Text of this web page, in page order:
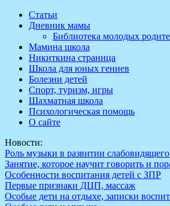
Перейти
содержимому
Статьи
Дневник мамы
Библиотека молодых
Мамина школа
Никиткина страница
Школа для юных гениев
Болезни детей
Спорт, туризм, игры
Шахматная школа
Психологическая помощь
О сайте
Новости:
Роль музыки в развитии слабовидящего
Занятие, которое научит говорить и
Особенности воспитания детей с ЗПР
Первые признаки ДЦП, массаж
Особые дети на отдыхе, записки